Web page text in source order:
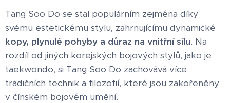
Tang Soo Do se stal populárním zejména díky
svému estetickému stylu, zahrnujícímu dynamické
kopy, plynulé pohyby a důraz na vnitřní sílu. Na
rozdíl od jiných korejských bojových stylů, jako je
taekwondo, si Tang Soo Do zachovává více
tradičních technik a filozofií, které jsou zakořeněny
v čínském bojovém umění.